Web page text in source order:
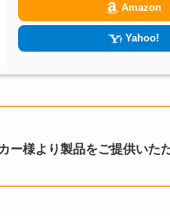
Amazon
Yahoo!
ー様より製品をご提供いた